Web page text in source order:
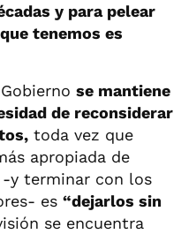
y para pelear
tenemos es
se mantiene
de reconsiderar
toda vez que
apropiada de
y terminar con los
es “dejarlos sin
se encuentra